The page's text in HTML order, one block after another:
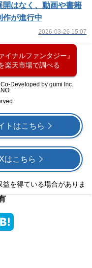
はなく、動画や書籍
作が進行中
2026-03-26 15:07
イナルファンタジー』
楽天市場で調べる
Developed by gumi Inc.
トはこちら
はこちら
を得ている場合がありま